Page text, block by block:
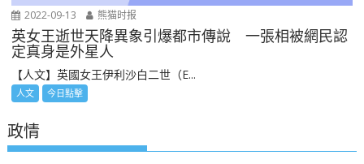
2022-09-13 熊猫时报
英女王逝世天降異象引爆都市傳說 一張相被網民認
定真身是外星人
【人文】英國女王伊利沙白二世（E...
人文 今日點擊
政情